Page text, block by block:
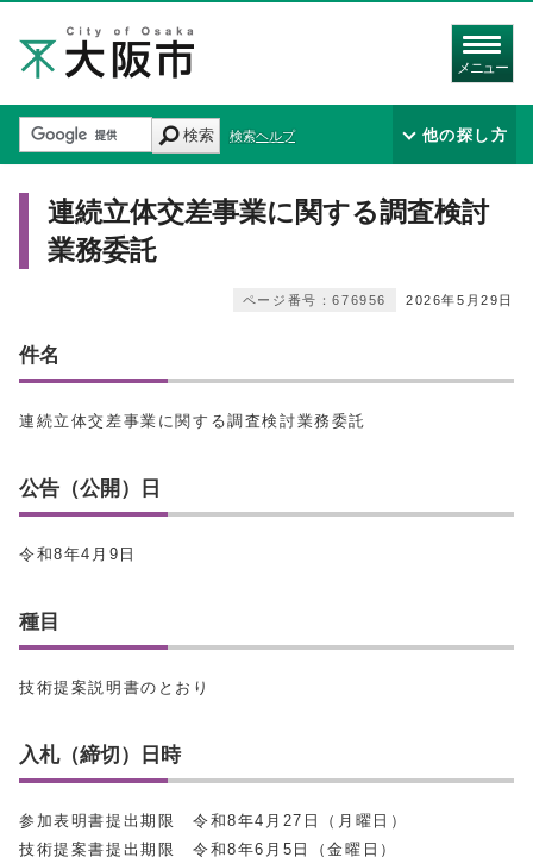
メニュー
検索 検索ヘルプ 他の探し方
連続立体交差事業に関する調査検討
業務委託
2026年5月29日
ページ番号：676956
件名
連続立体交差事業に関する調査検討業務委託
公告（公開）日
令和8年4月9日
種目
技術提案説明書のとおり
入札（締切）日時
参加表明書提出期限 令和8年4月27日（月曜日）
技術提案書提出期限 令和8年6月5日（金曜日）